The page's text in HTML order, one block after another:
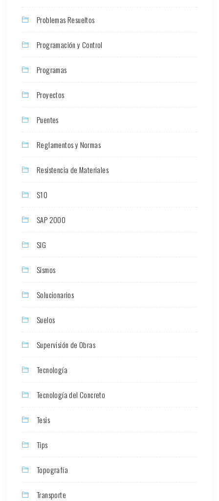
Problemas Resueltos
Programación y Control
Programas
Proyectos
Puentes
Reglamentos y Normas
Resistencia de Materiales
S10
SAP 2000
SIG
Sismos
Solucionarios
Suelos
Supervisión de Obras
Tecnología
Tecnología del Concreto
Tesis
Tips
Topografía
Transporte